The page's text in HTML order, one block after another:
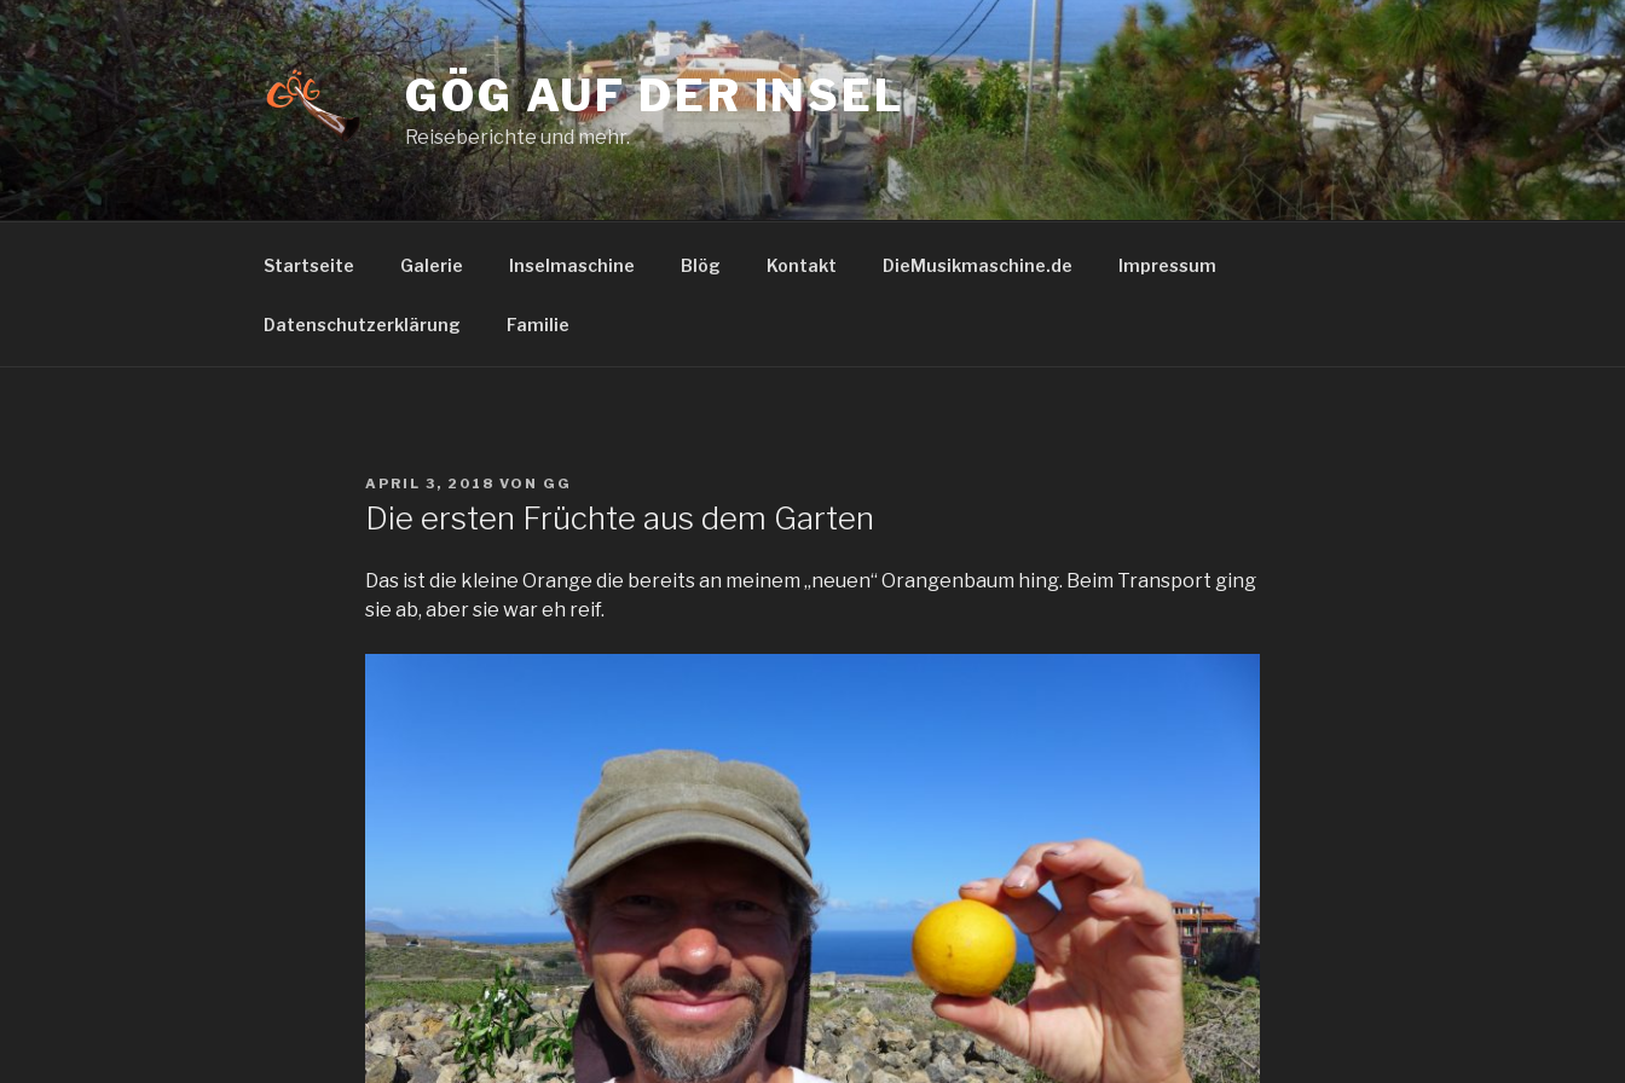
Zum
Inhalt
springen
GÖG AUF DER INSEL
Reiseberichte und mehr.
Startseite Galerie Inselmaschine Blög Kontakt DieMusikmaschine.de Impressum
Datenschutzerklärung Familie
VERÖFFENTLICHT
APRIL 3, 2018 VON GG
Die ersten Früchte aus dem Garten
Das ist die kleine Orange die bereits an meinem „neuen“ Orangenbaum hing. Beim Transport ging
sie ab, aber sie war eh reif.